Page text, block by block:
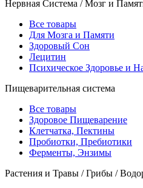
Нервная Система / Мозг и
Все товары
Для Мозга и Памяти
Здоровый Сон
Лецитин
Психическое Здоровье и
Пищеварительная система
Все товары
Здоровое Пищеварение
Клетчатка, Пектины
Пробиотки, Пребиотики
Ферменты, Энзимы
Растения и Травы / Грибы /